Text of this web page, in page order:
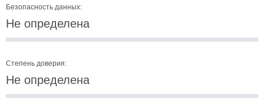
Безопасность данных:
Не определена
Степень доверия:
Не определена